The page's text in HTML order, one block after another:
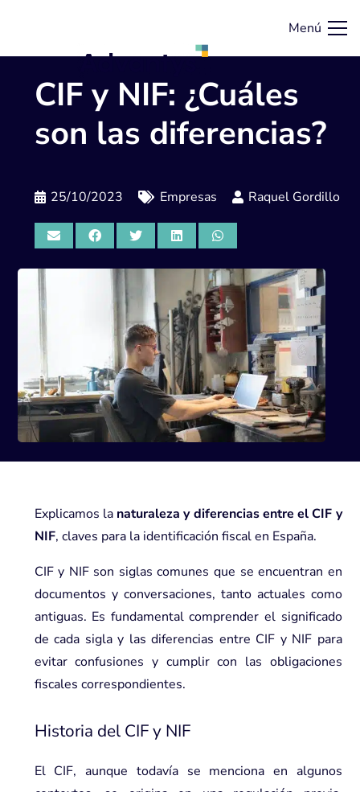
Menú
CIF y NIF: ¿Cuáles
son las diferencias?
25/10/2023 Empresas Raquel Gordillo
Explicamos la naturaleza y diferencias entre el CIF y
NIF, claves para la identificación fiscal en España.
CIF y NIF son siglas comunes que se encuentran en
documentos y conversaciones, tanto actuales como
antiguas. Es fundamental comprender el significado
de cada sigla y las diferencias entre CIF y NIF para
evitar confusiones y cumplir con las obligaciones
fiscales correspondientes.
Historia del CIF y NIF
El CIF, aunque todavía se menciona en algunos